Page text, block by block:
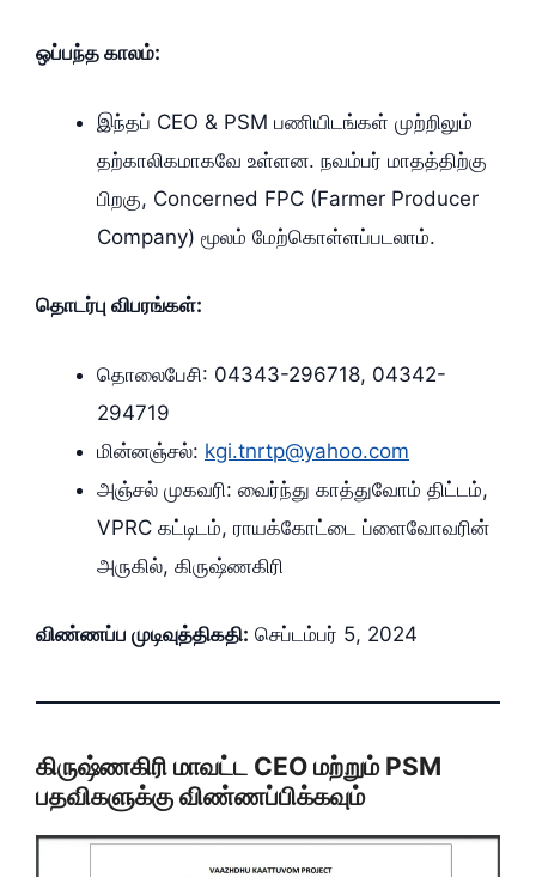
ஒப்பந்த காலம்:
இந்தப் CEO & PSM பணியிடங்கள் முற்றிலும்
தற்காலிகமாகவே உள்ளன. நவம்பர் மாதத்திற்கு
பிறகு, Concerned FPC (Farmer Producer
Company) மூலம் மேற்கொள்ளப்படலாம்.
தொடர்பு விபரங்கள்:
தொலைபேசி: 04343-296718, 04342-
294719
மின்னஞ்சல்: kgi.tnrtp@yahoo.com
அஞ்சல் முகவரி: வைர்ந்து காத்துவோம் திட்டம்,
VPRC கட்டிடம், ராயக்கோட்டை ப்ளைவோவரின்
அருகில், கிருஷ்ணகிரி
விண்ணப்ப முடிவுத்திகதி: செப்டம்பர் 5, 2024
கிருஷ்ணகிரி மாவட்ட CEO மற்றும் PSM
பதவிகளுக்கு விண்ணப்பிக்கவும்